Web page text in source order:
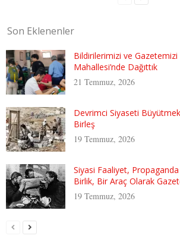
Son Eklenenler
Bildirilerimizi ve Gazetemizi
Mahallesi’nde Dağıttık
21 Temmuz, 2026
Devrimci Siyaseti
Birleş
19 Temmuz, 2026
Siyasi Faaliyet,
Birlik, Bir Araç Olarak
19 Temmuz, 2026